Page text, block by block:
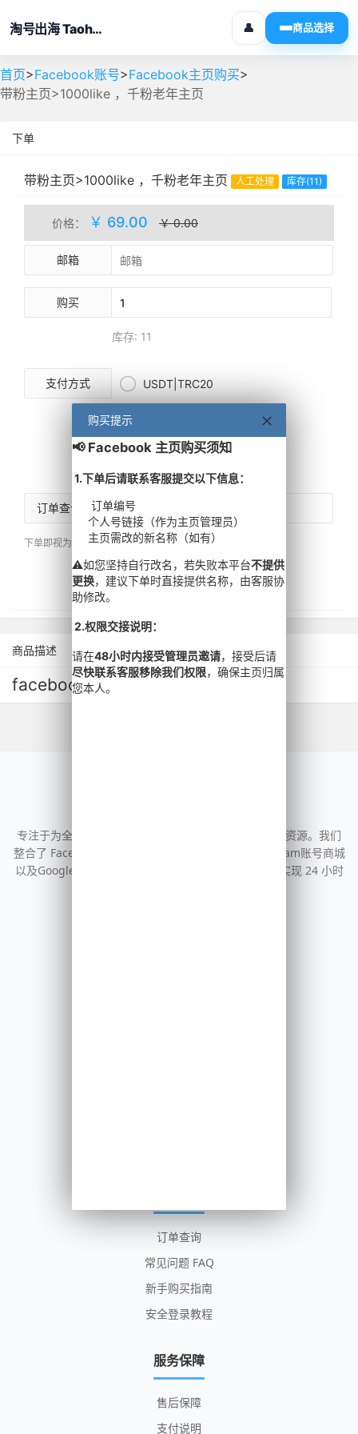
淘号出海 Taohaochuhai 👤 商品选择
首页>Facebook账号>Facebook主页购买>
带粉主页>1000like ，千粉老年主页
下单
带粉主页>1000like ，千粉老年主页 人工处理 库存(11)
价格： ￥ 69.00 ￥ 0.00
邮箱
购买
库存: 11
支付方式  USDT|TRC20

 钱包余额 (需要登录)
下单即视为同意交付说明与售后保障 。
下单 重置
商品描述
facebook千粉主页购买
专注于为全球营销人员提供高质量的海外社交媒体账号资源。我们
整合了 Facebook账号批发、TikTok账号购买、Instagram账号商城
以及Google 等主流平台的一手号源，通过自动化系统实现 24 小时
订单查询
常见问题 FAQ
新手购买指南
安全登录教程
服务保障
售后保障
支付说明
购买提示
📢 Facebook 主页购买须知
1.下单后请联系客服提交以下信息：
订单编号
个人号链接（作为主页管理员）
主页需改的新名称（如有）
⚠️如您坚持自行改名，若失败本平台不提供
更换，建议下单时直接提供名称，由客服协
助修改。
2.权限交接说明：
请在48小时内接受管理员邀请，接受后请
尽快联系客服移除我们权限，确保主页归属
您本人。
购买提示
📢 Facebook 主页购买须知
1.下单后请联系客服提交以下信息：
订单编号
个人号链接（作为主页管理员）
主页需改的新名称（如有）
⚠️如您坚持自行改名，若失败本平台不提供
更换，建议下单时直接提供名称，由客服协
助修改。
2.权限交接说明：
请在48小时内接受管理员邀请，接受后请
尽快联系客服移除我们权限，确保主页归属
您本人。